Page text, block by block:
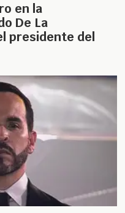
en la
De La
presidente del